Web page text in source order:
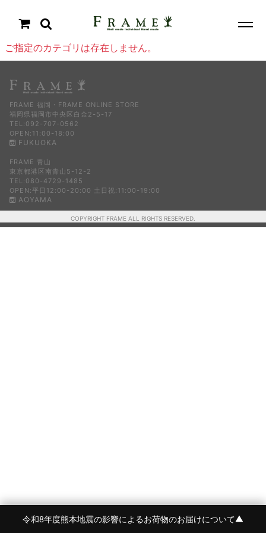
ご指定のカテゴリは存在しません。
FRAME 福岡・FRAME ONLINE STORE
福岡県福岡市中央区白金2-5-17
TEL:092-707-0562
OPEN:11:00-18:00
FUKUOKA
FRAME 青山
東京都港区南青山5-12-2
TEL:080-4729-1485
OPEN:平日12:00-20:00 土日祝:11:00-19:00
AOYAMA
COPYRIGHT FRAME ALL RIGHTS RESERVED.
令和8年度熊本地震の影響によるお荷物のお届けについて▼